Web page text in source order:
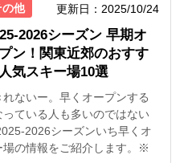
の他 更新日：2025/10/24
2026シーズン 早期オ
ン！関東近郊のおすす
気スキー場10選
ないー。早くオープンする
ている人も多いのではない
2026シーズンいち早くオ
場の情報をご紹介します。※